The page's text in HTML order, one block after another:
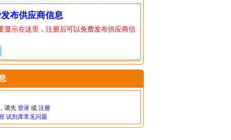
布供应商信息
显示在这里，注册后可以免费发布供应商信
请先 登录或 注册
试剂库常见问题